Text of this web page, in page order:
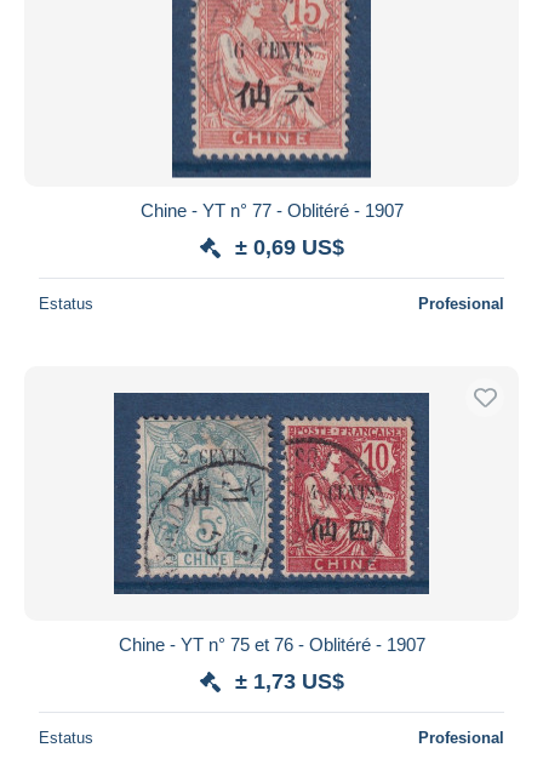
Chine - YT n° 77 - Oblitéré - 1907
± 0,69 US$
Estatus Profesional
Chine - YT n° 75 et 76 - Oblitéré - 1907
± 1,73 US$
Estatus Profesional